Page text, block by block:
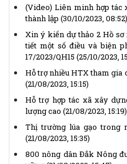
thành lập(30/10/2023, 08:52)
tiết một số điều và biện
17/2023/QH15(25/10/2023,
(21/08/2023, 15:15)
lượng cao(21/08/2023, 15:19)
(21/08/2023, 15:35)
vững(21/08/2023, 15:47)